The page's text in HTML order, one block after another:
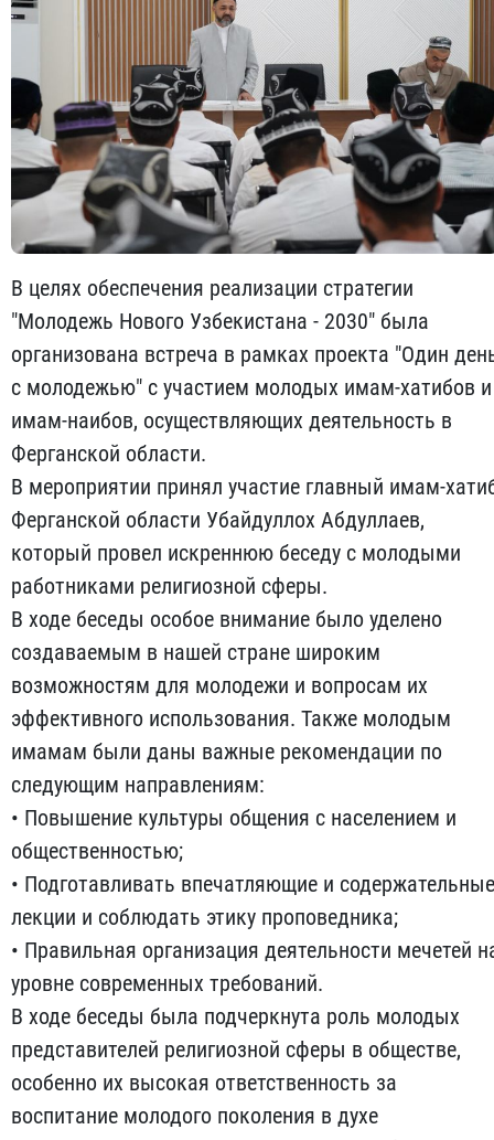
В целях обеспечения реализации стратегии
"Молодежь Нового Узбекистана - 2030" была
организована встреча в рамках проекта "Один
с молодежью" с участием молодых имам-хатибов и
имам-наибов, осуществляющих деятельность в
Ферганской области.
В мероприятии принял участие главный имам-
Ферганской области Убайдуллох Абдуллаев,
который провел искреннюю беседу с молодыми
работниками религиозной сферы.
В ходе беседы особое внимание было уделено
создаваемым в нашей стране широким
возможностям для молодежи и вопросам их
эффективного использования. Также молодым
имамам были даны важные рекомендации по
следующим направлениям:
• Повышение культуры общения с населением и
общественностью;
• Подготавливать впечатляющие и содержательные
лекции и соблюдать этику проповедника;
• Правильная организация деятельности мечетей
уровне современных требований.
В ходе беседы была подчеркнута роль молодых
представителей религиозной сферы в обществе,
особенно их высокая ответственность за
воспитание молодого поколения в духе